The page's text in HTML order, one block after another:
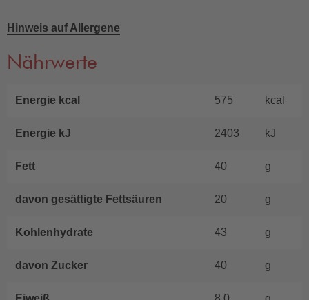
Hinweis auf Allergene
Nährwerte
Energie kcal 575 kcal
Energie kJ 2403 kJ
Fett 40 g
davon gesättigte Fettsäuren 20 g
Kohlenhydrate 43 g
davon Zucker 40 g